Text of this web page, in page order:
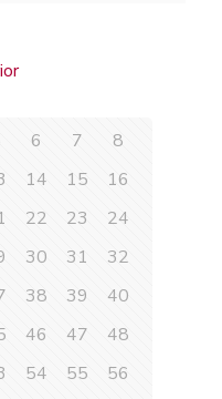
6 7
8
14 15
16
22 23
24
30 31
32
38 39
40
46 47
48
54 55
56